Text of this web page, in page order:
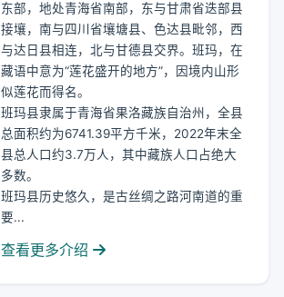
东部，地处青海省南部，东与甘肃省迭部县
接壤，南与四川省壤塘县、色达县毗邻，西
与达日县相连，北与甘德县交界。班玛，在
藏语中意为“莲花盛开的地方”，因境内山形
似莲花而得名。
班玛县隶属于青海省果洛藏族自治州，全县
总面积约为6741.39平方千米，2022年末全
县总人口约3.7万人，其中藏族人口占绝大
多数。
班玛县历史悠久，是古丝绸之路河南道的重
要...
查看更多介绍